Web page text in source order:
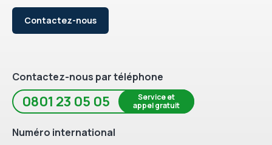
Contactez-nous
Contactez-nous par téléphone
0801 23 05 05
Service et
appel gratuit
Numéro international